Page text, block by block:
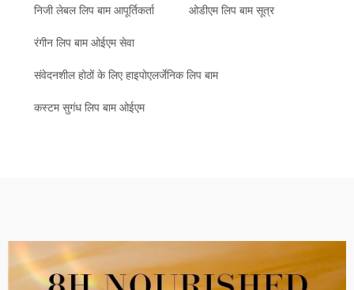
निजी लेबल लिप बाम आपूर्तिकर्ता ओडीएम लिप बाम सूत्र
रंगीन लिप बाम ओईएम सेवा
संवेदनशील होठों के लिए हाइपोएलर्जेनिक लिप बाम
कस्टम सुगंध लिप बाम ओईएम